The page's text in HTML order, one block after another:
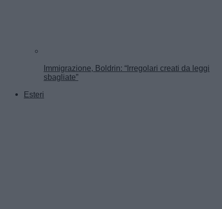
Immigrazione, Boldrin: “Irregolari creati da leggi
sbagliate”
Esteri